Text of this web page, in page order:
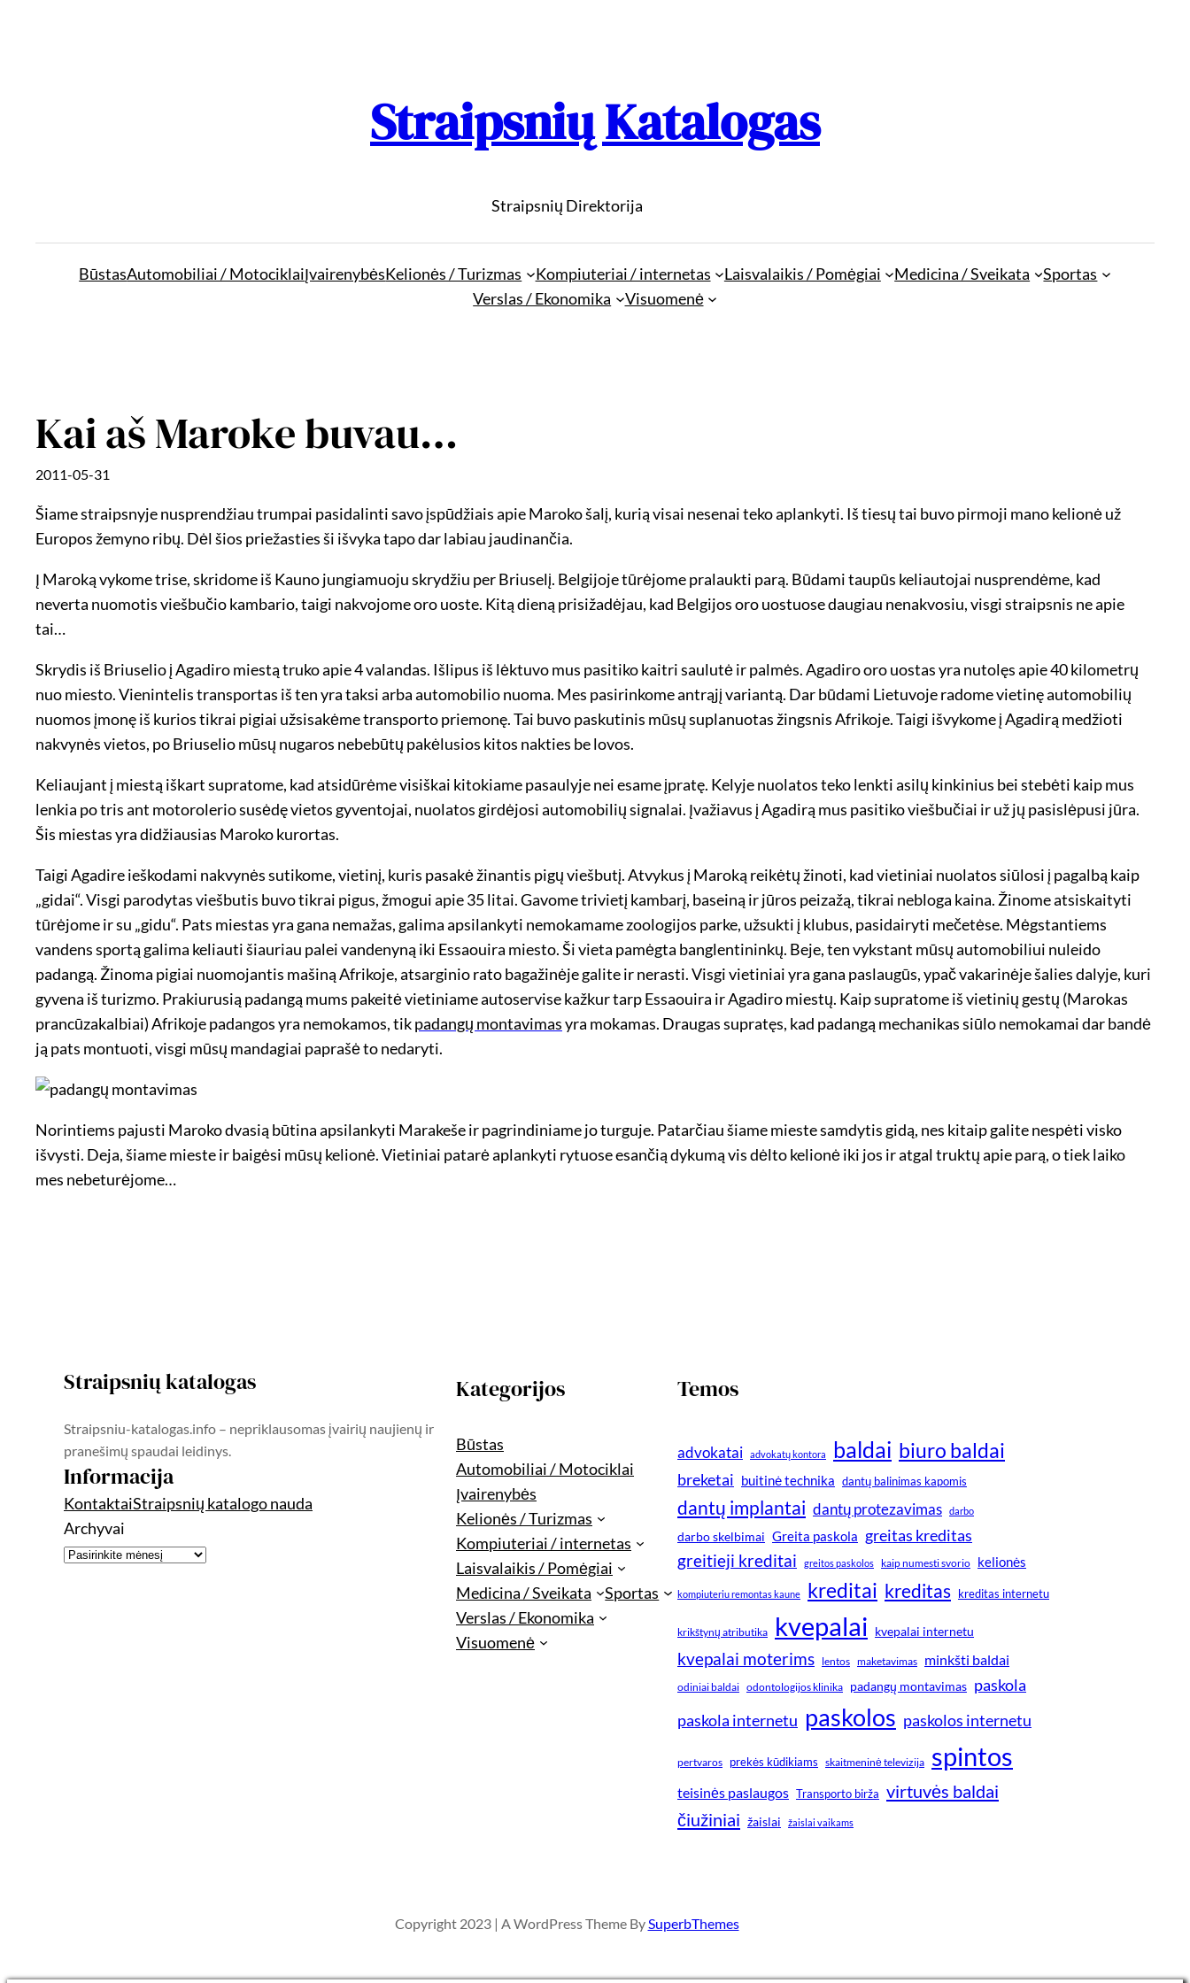
Straipsnių Katalogas
Straipsnių Direktorija
BūstasAutomobiliai / MotociklaiĮvairenybėsKelionės / Turizmas Kompiuteriai / internetas Laisvalaikis / Pomėgiai Medicina / Sveikata
Sportas
Verslas / Ekonomika
Visuomenė
Kai aš Maroke buvau…
2011-05-31
Šiame straipsnyje nusprendžiau trumpai pasidalinti savo įspūdžiais apie Maroko šalį, kurią visai nesenai teko aplankyti. Iš tiesų tai buvo pirmoji mano kelionė už
Europos žemyno ribų. Dėl šios priežasties ši išvyka tapo dar labiau jaudinančia.
Į Maroką vykome trise, skridome iš Kauno jungiamuoju skrydžiu per Briuselį. Belgijoje tūrėjome pralaukti parą. Būdami taupūs keliautojai nusprendėme, kad
neverta nuomotis viešbučio kambario, taigi nakvojome oro uoste. Kitą dieną prisižadėjau, kad Belgijos oro uostuose daugiau nenakvosiu, visgi straipsnis ne apie
tai…
Skrydis iš Briuselio į Agadiro miestą truko apie 4 valandas. Išlipus iš lėktuvo mus pasitiko kaitri saulutė ir palmės. Agadiro oro uostas yra nutolęs apie 40 kilometrų
nuo miesto. Vienintelis transportas iš ten yra taksi arba automobilio nuoma. Mes pasirinkome antrąjį variantą. Dar būdami Lietuvoje radome vietinę automobilių
nuomos įmonę iš kurios tikrai pigiai užsisakėme transporto priemonę. Tai buvo paskutinis mūsų suplanuotas žingsnis Afrikoje. Taigi išvykome į Agadirą medžioti
nakvynės vietos, po Briuselio mūsų nugaros nebebūtų pakėlusios kitos nakties be lovos.
Keliaujant į miestą iškart supratome, kad atsidūrėme visiškai kitokiame pasaulyje nei esame įpratę. Kelyje nuolatos teko lenkti asilų kinkinius bei stebėti kaip mus
lenkia po tris ant motorolerio susėdę vietos gyventojai, nuolatos girdėjosi automobilių signalai. Įvažiavus į Agadirą mus pasitiko viešbučiai ir už jų pasislėpusi jūra.
Šis miestas yra didžiausias Maroko kurortas.
Taigi Agadire ieškodami nakvynės sutikome, vietinį, kuris pasakė žinantis pigų viešbutį. Atvykus į Maroką reikėtų žinoti, kad vietiniai nuolatos siūlosi į pagalbą kaip
„gidai“. Visgi parodytas viešbutis buvo tikrai pigus, žmogui apie 35 litai. Gavome trivietį kambarį, baseiną ir jūros peizažą, tikrai nebloga kaina. Žinome atsiskaityti
tūrėjome ir su „gidu“. Pats miestas yra gana nemažas, galima apsilankyti nemokamame zoologijos parke, užsukti į klubus, pasidairyti mečetėse. Mėgstantiems
vandens sportą galima keliauti šiauriau palei vandenyną iki Essaouira miesto. Ši vieta pamėgta banglentininkų. Beje, ten vykstant mūsų automobiliui nuleido
padangą. Žinoma pigiai nuomojantis mašiną Afrikoje, atsarginio rato bagažinėje galite ir nerasti. Visgi vietiniai yra gana paslaugūs, ypač vakarinėje šalies dalyje, kuri
gyvena iš turizmo. Prakiurusią padangą mums pakeitė vietiniame autoservise kažkur tarp Essaouira ir Agadiro miestų. Kaip supratome iš vietinių gestų (Marokas
prancūzakalbiai) Afrikoje padangos yra nemokamos, tikpadangų montavimasyra mokamas. Draugas supratęs, kad padangą mechanikas siūlo nemokamai dar bandė
ją pats montuoti, visgi mūsų mandagiai paprašė to nedaryti.
Norintiems pajusti Maroko dvasią būtina apsilankyti Marakeše ir pagrindiniame jo turguje. Patarčiau šiame mieste samdytis gidą, nes kitaip galite nespėti visko
išvysti. Deja, šiame mieste ir baigėsi mūsų kelionė. Vietiniai patarė aplankyti rytuose esančią dykumą vis dėlto kelionė iki jos ir atgal truktų apie parą, o tiek laiko
mes nebeturėjome…
Straipsnių katalogas
Straipsniu-katalogas.info – nepriklausomas įvairių naujienų ir
pranešimų spaudai leidinys.
Informacija
KontaktaiStraipsnių katalogo nauda
Archyvai
Kategorijos
Būstas
Automobiliai / Motociklai
Įvairenybės
Kelionės / Turizmas
Kompiuteriai / internetas
Laisvalaikis / Pomėgiai
Medicina / Sveikata
Sportas
Verslas / Ekonomika
Visuomenė
Temos
advokatai advokatų kontora baldai biuro baldai
breketai buitinė technika dantų balinimas kapomis
dantų implantai dantų protezavimas darbo
darbo skelbimai Greita paskola greitas kreditas
greitieji kreditai greitos paskolos kaip numesti svorio kelionės
kompiuteriu remontas kaune kreditai kreditas kreditas internetu
krikštynų atributika kvepalai kvepalai internetu
kvepalai moterims lentos maketavimas minkšti baldai
odiniai baldai odontologijos klinika padangų montavimas paskola
paskola internetu paskolos paskolos internetu
pertvaros prekės kūdikiams skaitmeninė televizija spintos
teisinės paslaugos Transporto birža virtuvės baldai
čiužiniai žaislai žaislai vaikams
Copyright 2023 | A WordPress Theme By SuperbThemes